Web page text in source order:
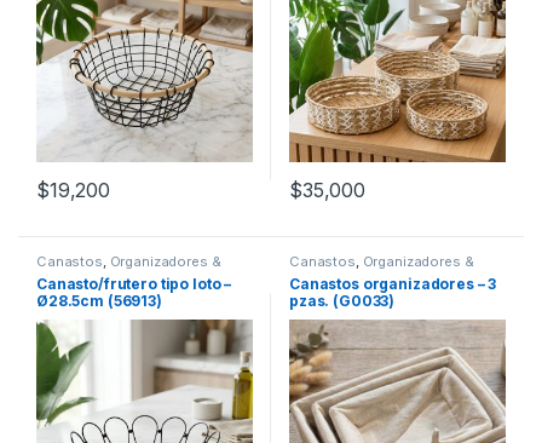
$19,200 $35,000
Canastos Organizadores &
Almacenamiento
Canasto/frutero tipo loto –
Ø28.5cm (56913)
Canastos Organizadores &
Almacenamiento
Canastos organizadores – 3
pzas. (G0033)